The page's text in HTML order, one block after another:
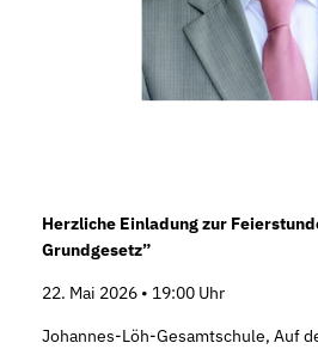
Herzliche Einladung zur
Grundgesetz”
22. Mai 2026 • 19:00 Uhr
Johannes-Löh-Gesamtschule, Auf